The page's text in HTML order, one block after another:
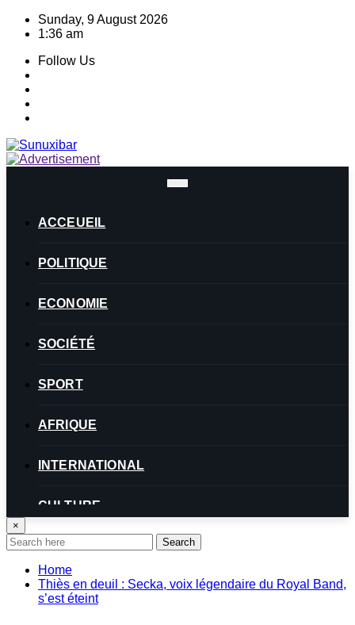
Skip
Sunday, 9 August 2026
1:36 am
Follow Us
ACCEUEIL
POLITIQUE
ECONOMIE
SOCIÉTÉ
SPORT
AFRIQUE
INTERNATIONAL
CULTURE
SUNUXIBAT TV
×
Search
Home
Thiès en deuil : Secka, voix légendaire du Royal Band,
s’est éteint